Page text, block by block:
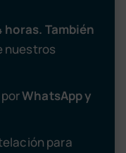
También
nuestros
porWhatsApp y
para